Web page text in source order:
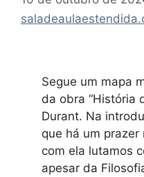
Segue um mapa
da obra “História
Durant. Na
que há um prazer
com ela lutamos
apesar da